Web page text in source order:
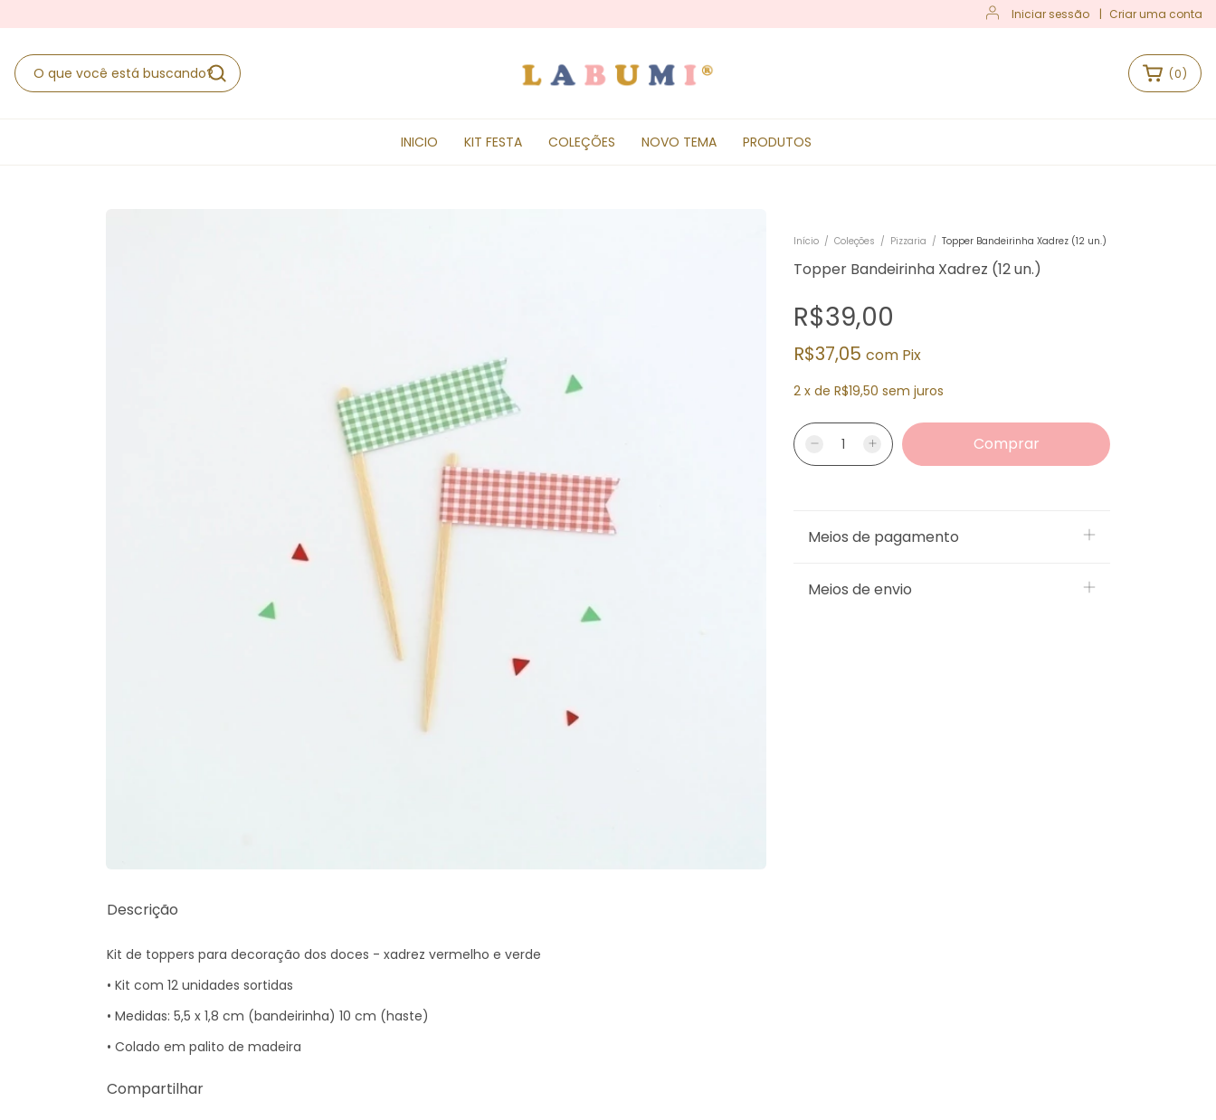
Iniciar sessão | Criar uma conta
(0)
INICIO KIT FESTA COLEÇÕES NOVO TEMA PRODUTOS
Início / Coleções / Pizzaria / Topper Bandeirinha Xadrez (12 un.)
Topper Bandeirinha Xadrez (12 un.)
R$39,00
R$37,05 com Pix
2 x de R$19,50 sem juros
Meios de pagamento
Meios de envio
Descrição
Kit de toppers para decoração dos doces - xadrez vermelho e verde
• Kit com 12 unidades sortidas
• Medidas: 5,5 x 1,8 cm (bandeirinha) 10 cm (haste)
• Colado em palito de madeira
Compartilhar